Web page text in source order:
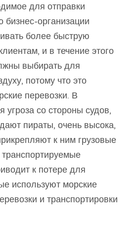
для отправки
бизнес-организации
более быструю
и в течение этого
выбирать для
потому что это
перевозки. В
угроза со стороны судов,
пираты, очень высока,
к ним грузовые
транспортируемые
к потере для
используют морские
и транспортировки